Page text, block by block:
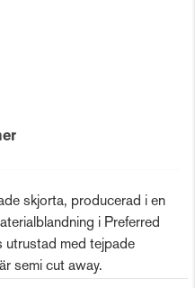
skjorta, producerad i en
i Preferred
utrustad med tejpade
semi cut away.